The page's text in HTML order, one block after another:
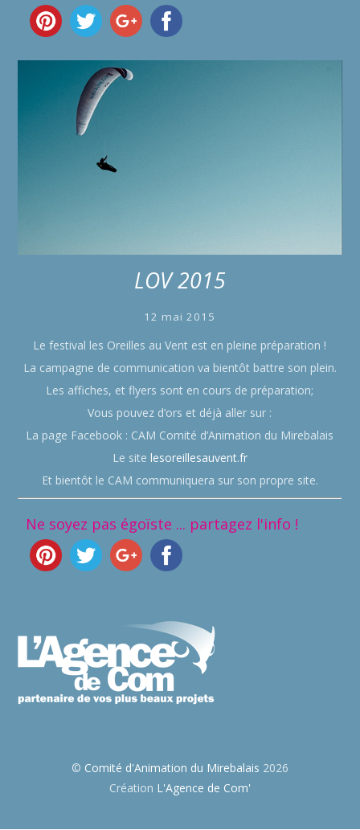
© Comité d'Animation du Mirebalais 2026
Création L'Agence de Com'
LOV 2015
12 mai 2015
Le festival les Oreilles au Vent est en pleine préparation !
La campagne de communication va bientôt battre son plein.
Les affiches, et flyers sont en cours de préparation;
Vous pouvez d’ors et déjà aller sur :
La page Facebook : CAM Comité d’Animation du Mirebalais
Le site lesoreillesauvent.fr
Et bientôt le CAM communiquera sur son propre site.
Ne soyez pas égoïste ... partagez l'info !